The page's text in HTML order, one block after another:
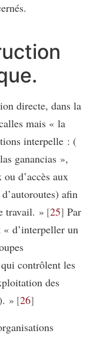
directe, dans la
mais « la
interpelle : (
ganancias »,
d’accès aux
afin
travail. » 25 Par
d’interpeller un
contrôlent les
des
» 26